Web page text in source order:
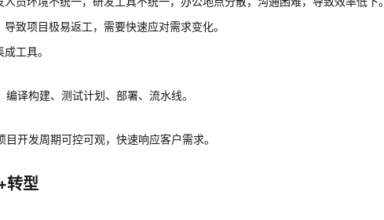
致项目极易返工，需要快速应对需求变化。
工具。
译构建、测试计划、部署、流水线。
开发周期可控可观，快速响应客户需求。
转型